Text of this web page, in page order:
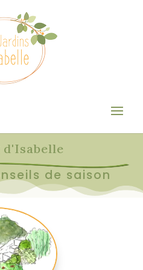
d'Isabelle
de saison